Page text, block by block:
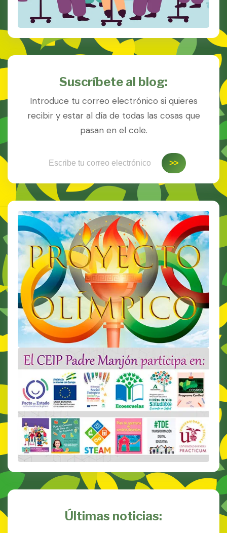
Suscríbete al blog:
Introduce tu correo electrónico si quieres
recibir y estar al día de todas las cosas que
pasan en el cole.
>>
Últimas noticias: